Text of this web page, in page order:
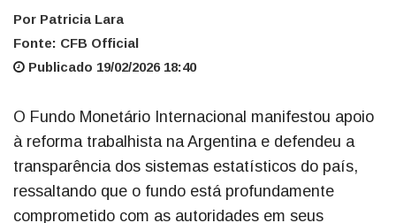
Por Patricia Lara
Fonte: CFB Official
Publicado 19/02/2026 18:40
O Fundo Monetário Internacional manifestou apoio
à reforma trabalhista na Argentina e defendeu a
transparência dos sistemas estatísticos do país,
ressaltando que o fundo está profundamente
comprometido com as autoridades em seus